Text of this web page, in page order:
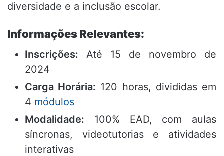
diversidade e a inclusão escolar.
Informações Relevantes:
Inscrições: Até 15 de novembro de
2024
Carga Horária: 120 horas, divididas em
4 módulos
Modalidade: 100% EAD, com aulas
síncronas, videotutorias e atividades
interativas